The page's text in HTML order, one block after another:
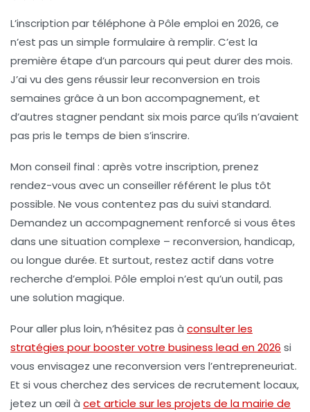
L’inscription par téléphone à Pôle emploi en 2026, ce
n’est pas un simple formulaire à remplir. C’est la
première étape d’un parcours qui peut durer des mois.
J’ai vu des gens réussir leur reconversion en trois
semaines grâce à un bon accompagnement, et
d’autres stagner pendant six mois parce qu’ils n’avaient
pas pris le temps de bien s’inscrire.
Mon conseil final : après votre inscription,prenez
rendez-vous avec un conseiller référent le plus tôt
possible. Ne vous contentez pas du suivi standard.
Demandez un accompagnement renforcé si vous êtes
dans une situation complexe – reconversion, handicap,
ou longue durée. Et surtout, restez actif dans votre
recherche d’emploi. Pôle emploi n’est qu’un outil, pas
une solution magique.
Pour aller plus loin, n’hésitez pas à consulter les
stratégies pour booster votre business lead en 2026 si
vous envisagez une reconversion vers l’entrepreneuriat.
Et si vous cherchez des services de recrutement locaux,
jetez un œil à cet article sur les projets de la mairie de